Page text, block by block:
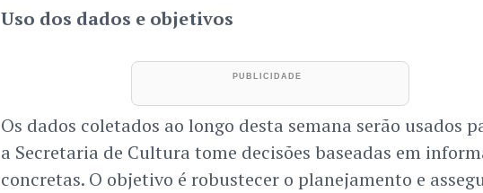
Uso dos dados e objetivos
Os dados coletados ao longo desta semana serão usados
a Secretaria de Cultura tome decisões baseadas em
concretas. O objetivo é robustecer o planejamento e